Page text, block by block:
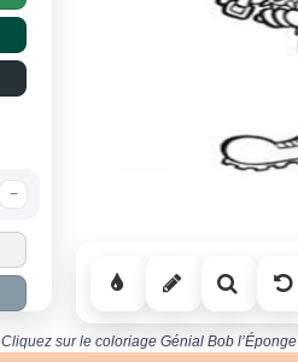
−
Cliquez sur le coloriage Génial Bob l’Éponge